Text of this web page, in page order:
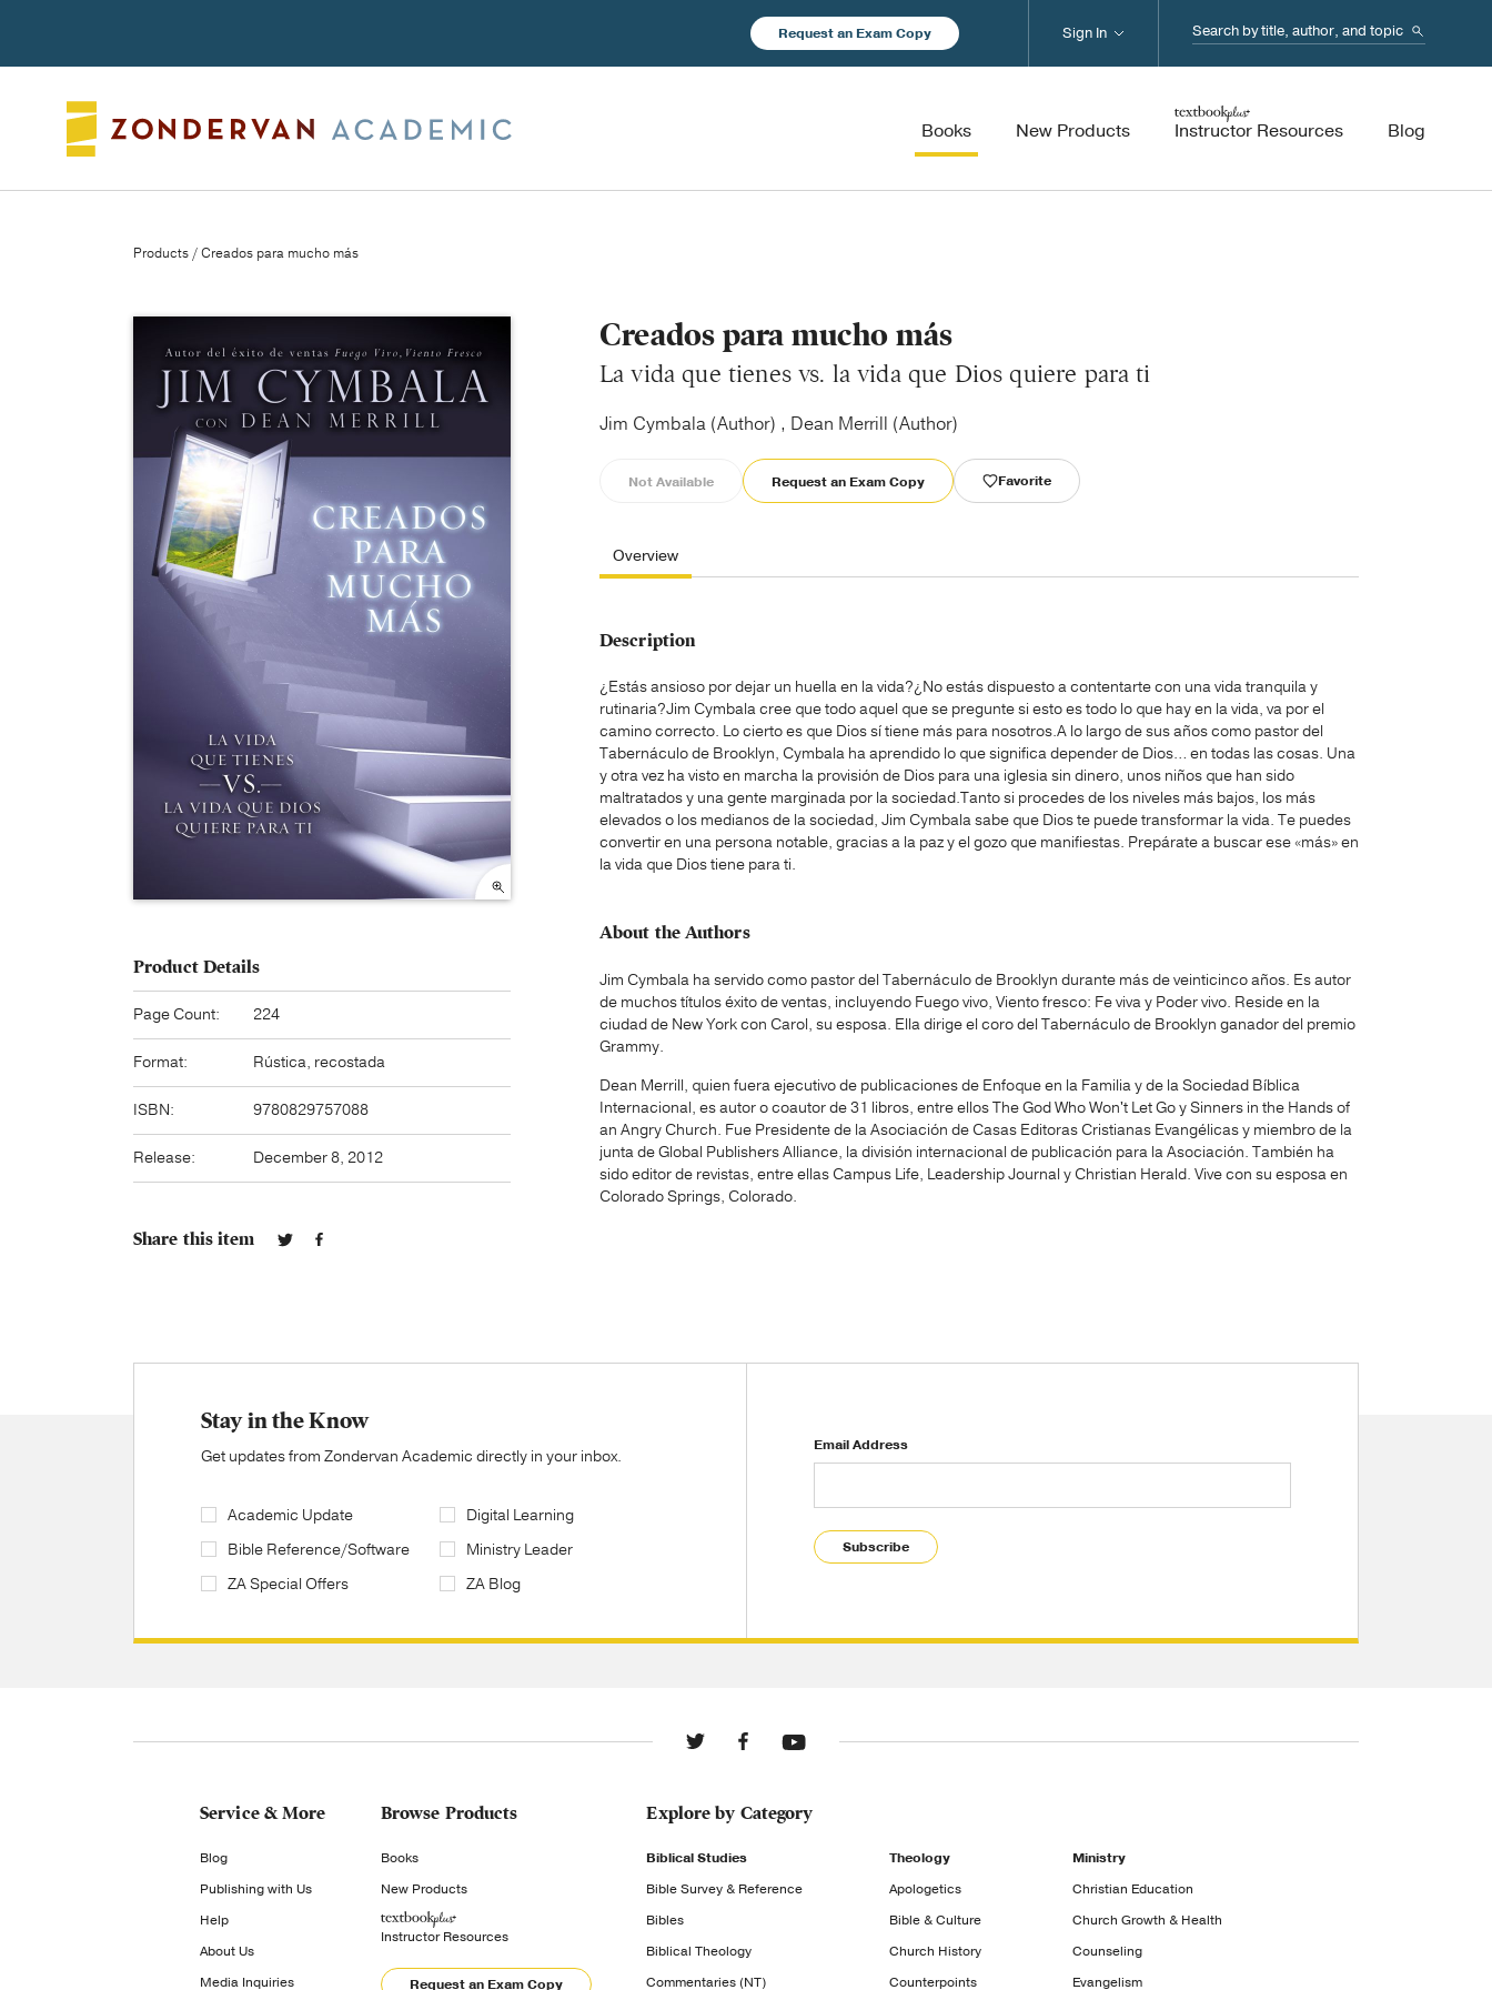
Request an Exam Copy Search...
Books New Products Instructor Resources Blog
Sign In
Products / Creados para mucho más
Creados para mucho más
La vida que tienes vs. la vida que Dios quiere para ti
Jim Cymbala (Author) , Dean Merrill (Author)
Not Available Request an Exam Copy Favorite
Overview
Description
¿Estás ansioso por dejar un huella en la vida?¿No estás dispuesto a contentarte con una vida tranquila y
rutinaria?Jim Cymbala cree que todo aquel que se pregunte si esto es todo lo que hay en la vida, va por el
camino correcto. Lo cierto es que Dios sí tiene más para nosotros.A lo largo de sus años como pastor del
Tabernáculo de Brooklyn, Cymbala ha aprendido lo que significa depender de Dios… en todas las cosas. Una
y otra vez ha visto en marcha la provisión de Dios para una iglesia sin dinero, unos niños que han sido
maltratados y una gente marginada por la sociedad.Tanto si procedes de los niveles más bajos, los más
elevados o los medianos de la sociedad, Jim Cymbala sabe que Dios te puede transformar la vida. Te puedes
convertir en una persona notable, gracias a la paz y el gozo que manifiestas. Prepárate a buscar ese «más» en
la vida que Dios tiene para ti.
About the Authors
Jim Cymbala ha servido como pastor del Tabernáculo de Brooklyn durante más de veinticinco años. Es autor
de muchos títulos éxito de ventas, incluyendo Fuego vivo, Viento fresco: Fe viva y Poder vivo. Reside en la
ciudad de New York con Carol, su esposa. Ella dirige el coro del Tabernáculo de Brooklyn ganador del premio
Grammy.
Dean Merrill, quien fuera ejecutivo de publicaciones de Enfoque en la Familia y de la Sociedad Bíblica
Internacional, es autor o coautor de 31 libros, entre ellos The God Who Won't Let Go y Sinners in the Hands of
an Angry Church. Fue Presidente de la Asociación de Casas Editoras Cristianas Evangélicas y miembro de la
junta de Global Publishers Alliance, la división internacional de publicación para la Asociación. También ha
sido editor de revistas, entre ellas Campus Life, Leadership Journal y Christian Herald. Vive con su esposa en
Colorado Springs, Colorado.
Product Details
Page Count: 224
Format: Rústica, recostada
ISBN: 9780829757088
Release: December 8, 2012
Share this item
Stay in the Know
Get updates from Zondervan Academic directly in your inbox.
Academic Update
Bible Reference/Software
ZA Special Offers
Digital Learning
Ministry Leader
ZA Blog
Email Address
Subscribe
Service & More
Blog
Publishing with Us
Help
About Us
Media Inquiries
Browse Products
Books
New Products
Instructor Resources
Request an Exam Copy
Explore by Category
Biblical Studies
Bible Survey & Reference
Bibles
Biblical Theology
Commentaries (NT)
Theology
Apologetics
Bible & Culture
Church History
Counterpoints
Ministry
Christian Education
Church Growth & Health
Counseling
Evangelism